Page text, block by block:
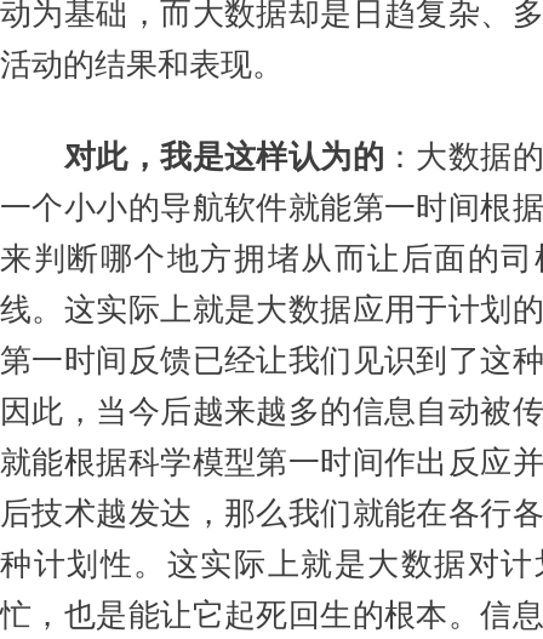
动为基础，而大数据却是日趋复杂、
活动的结果和表现。
对此，我是这样认为的 ： 大数据
一个小小的导航软件就能第一时间根
来判断哪个地方拥堵从而让后面的
线。这实际上就是大数据应用于计划
第一时间反馈已经让我们见识到了这
因此，当今后越来越多的信息自动被
就能根据科学模型第一时间作出反应
后技术越发达，那么我们就能在各行
种计划性。这实际上就是大数据对
忙，也是能让它起死回生的根本。信